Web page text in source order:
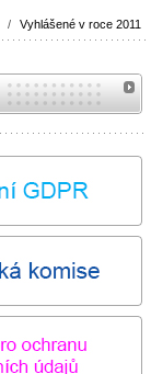
/ Vyhlášené v roce 2011